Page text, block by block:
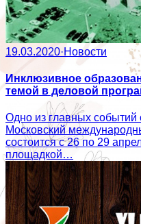
19.03.2020·Новости
Инклюзивное
темой в деловой
Одно из главных
Московский
состоится с 26 по 29
площадкой…